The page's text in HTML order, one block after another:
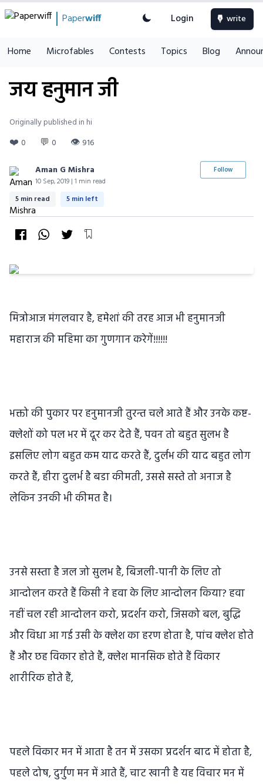
Paperwiff Login write
Home Microfables Contests Topics Blog
जय हनुमान जी
Originally published in hi
❤️ 0 💬 0 👁 916
Aman G Mishra
10 Sep, 2019 | 1 min read
Follow
5 min read 5 min left
मित्रोआज मंगलवार है, हमेशां की तरह आज भी हनुमानजी
महाराज की महिमा का गुणगान करेगें!!!!!!
भक्तो की पुकार पर हनुमानजी तुरन्त चले आते हैं और उनके कष्ट-
क्लेशों को पल भर में दूर कर देते हैं, पवन तो बहुत सुलभ है
इसलिए लोग बहुत कम याद करते हैं, दुर्लभ की याद बहुत लोग
करते हैं, हीरा दुलर्भ है बडा कीमती, उससे सस्ते तो अनाज है
लेकिन उनकी भी कीमत है।
उनसे सस्ता है जल जो सुलभ है, बिजली-पानी के लिए तो
आन्दोलन करते हैं किसी ने हवा के लिए आन्दोलन किया? हवा
नहीं चल रही आन्दोलन करो, प्रदर्शन करो, जिसको बल, बुद्धि
और विधा आ गई उसी के क्लेश का हरण होता है, पांच क्लेश होते
हैं और छह विकार होते हैं, क्लेश मानसिक होते हैं विकार
शारीरिक होते हैं,
पहले विकार मन में आता है तन में उसका प्रदर्शन बाद में होता है,
पहले दोष, दुर्गुण मन में आते हैं, चाट खानी है यह विचार मन में